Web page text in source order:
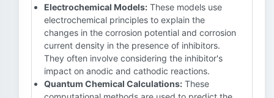
Electrochemical Models: These models use
electrochemical principles to explain the
changes in the corrosion potential and corrosion
current density in the presence of inhibitors.
They often involve considering the inhibitor's
impact on anodic and cathodic reactions.
Quantum Chemical Calculations: These